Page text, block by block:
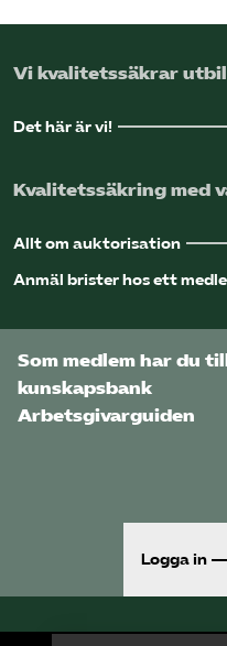
Vi kvalitetssäkrar
Det här är vi!
Kvalitetssäkring med
Allt om auktorisation
Anmäl brister hos ett
Som medlem har du
kunskapsbank
Arbetsgivarguiden
Logga in